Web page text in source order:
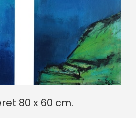
80 x 60 cm.